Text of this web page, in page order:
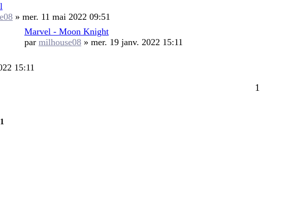
» mer. 11 mai 2022 09:51
Marvel - Moon Knight
par milhouse08 » mer. 19 janv. 2022 15:11
15:11
1
1